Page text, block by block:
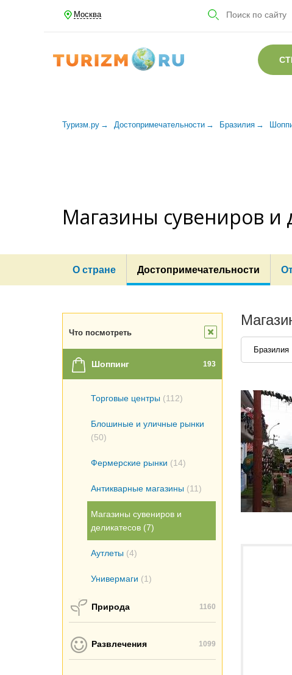
Москва
Туризм.ру Достопримечательности Бразилия
Магазины сувениров и
О стране Достопримечательности
Что посмотреть
Шоппинг 193
Торговые центры (112)
Блошиные и уличные рынки
(50)
Фермерские рынки (14)
Антикварные магазины (11)
Магазины сувениров и
деликатесов (7)
Аутлеты (4)
Универмаги (1)
Природа 1160
Развлечения 1099
Бразилия